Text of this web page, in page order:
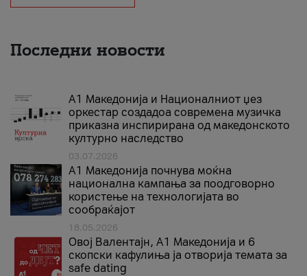
Последни новости
А1 Македонија и Националниот џез
оркестар создадоа современа музичка
приказна инспирирана од македонското
културно наследство
03.07.2026
A1 Македонија почнува моќна
национална кампања за поодговорно
користење на технологијата во
сообраќајот
18.05.2026
Овој Валентајн, A1 Македонија и 6
скопски кафулиња ја отворија темата за
safe dating